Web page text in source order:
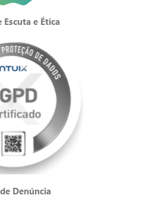
Escuta e Ética
Denúncia